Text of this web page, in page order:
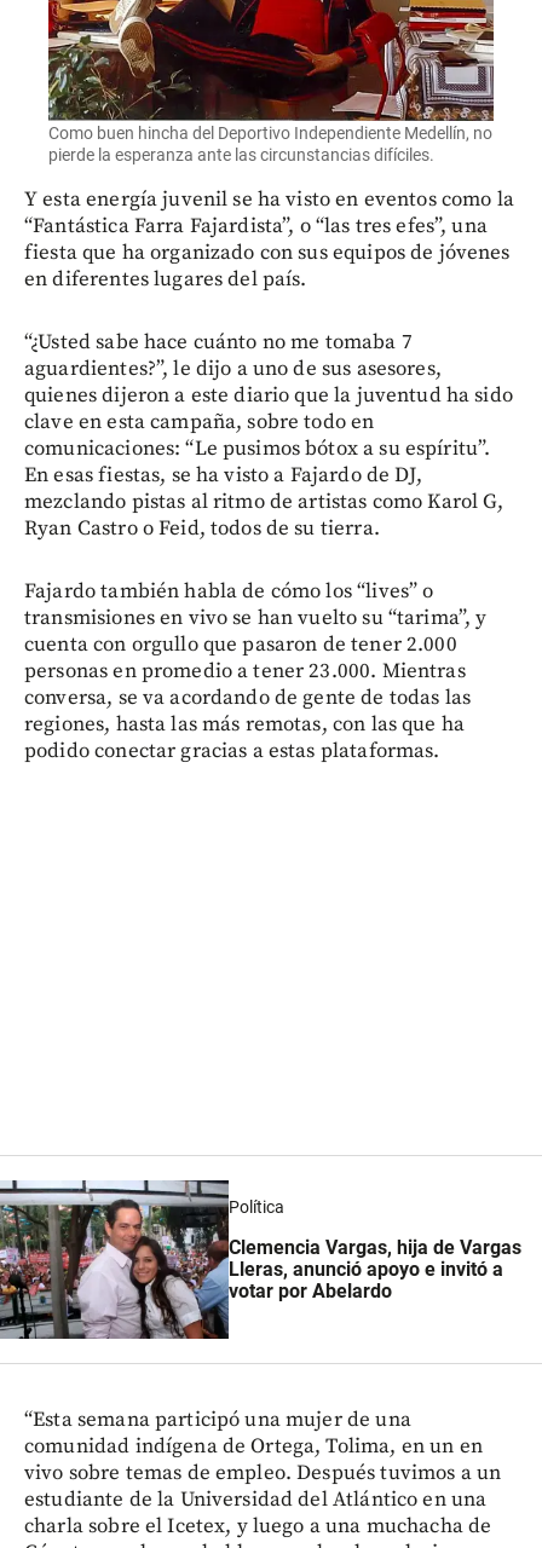
Como buen hincha del Deportivo Independiente Medellín, no
pierde la esperanza ante las circunstancias difíciles.
Y esta energía juvenil se ha visto en eventos como la
“Fantástica Farra Fajardista”, o “las tres efes”, una
fiesta que ha organizado con sus equipos de jóvenes
en diferentes lugares del país.
“¿Usted sabe hace cuánto no me tomaba 7
aguardientes?”, le dijo a uno de sus asesores,
quienes dijeron a este diario que la juventud ha sido
clave en esta campaña, sobre todo en
comunicaciones: “Le pusimos bótox a su espíritu”.
En esas fiestas, se ha visto a Fajardo de DJ,
mezclando pistas al ritmo de artistas como Karol G,
Ryan Castro o Feid, todos de su tierra.
Fajardo también habla de cómo los “lives” o
transmisiones en vivo se han vuelto su “tarima”, y
cuenta con orgullo que pasaron de tener 2.000
personas en promedio a tener 23.000. Mientras
conversa, se va acordando de gente de todas las
regiones, hasta las más remotas, con las que ha
podido conectar gracias a estas plataformas.
Política
Clemencia Vargas, hija de Vargas
Lleras, anunció apoyo e invitó a
votar por Abelardo
“Esta semana participó una mujer de una
comunidad indígena de Ortega, Tolima, en un en
vivo sobre temas de empleo. Después tuvimos a un
estudiante de la Universidad del Atlántico en una
charla sobre el Icetex, y luego a una muchacha de